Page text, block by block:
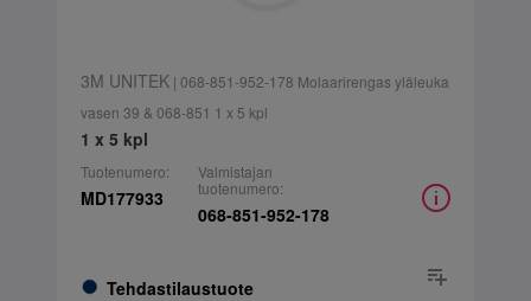
3M UNITEK| 068-851-952-178 Molaarirengas yläleuka
vasen 39 & 068-851 1 x 5 kpl
1 x 5 kpl
Tuotenumero:
MD177933
Tehdastilaustuote
Valmistajan
tuotenumero:
068-851-952-178